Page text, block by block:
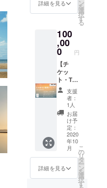
んなあ
れから
ちを御
礼状に
添えて
お送り
させて
頂きま
す。 ※
リター
ン品の
デザイ
ンはイ
メージ
です。
変更す
る場合
があり
※うまい
もん
ボイセ
田屋/3
種の
クッ
キー
（チョ
コチッ
プ・く
るみ・
黒糖コ
コナッ
ツ） 宗
一郎珈
琲/ド
リップ
パック
5pac 荘
内半島
オリー
時、必
お名前
をご記
入くだ
さい。
公式
WEBサ
の企業
名掲載
◆父
母ヶ浜
芸術祭
オリジ
ナル缶
バッチ1
個、ス
テッ
カー1枚
◆ちえ
んなあ
れから
の感謝
の気持
ちを御
礼状に
添えて
お送り
詳細を見る ン
を
選
択
す
る
100
,00
0 円
【チ
ケッ
ト・T
シャツ
付き 企
業向け
協賛
パッ
ク】 ◆
父母ヶ
浜芸術
祭 フ
リーパ
スチ
ケット
5枚 ◆
支援
者：
1人
お届
け予
定：
2020
年10
月
詳細を見る
こ
の
リ
タ
ー
ン
を
選
択
す